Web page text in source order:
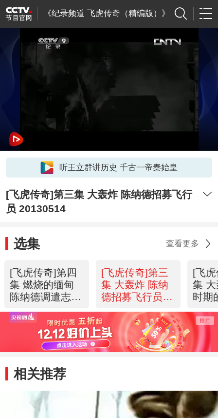
《纪录频道 飞虎传奇（精编版）》
听王立群讲历史 千古一帝秦始皇
[飞虎传奇]第三集 大轰炸 陈纳德招募飞行
员 20130514
选集 查看更多
[飞虎传奇]第四
集 燃烧的缅甸
陈纳德调遣志愿
20130514
[飞虎传奇]第三
集 大轰炸 陈纳
德招募飞行员
[飞
集
时期
相关推荐